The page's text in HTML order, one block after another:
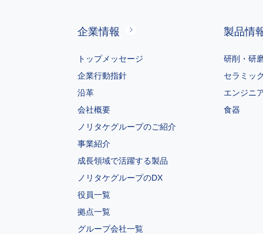
企業情報
トップメッセージ
企業行動指針
沿革
会社概要
ノリタケグループのご紹介
事業紹介
成長領域で活躍する製品
ノリタケグループのDX
役員一覧
拠点一覧
グループ会社一覧
製品情
研削・研
セラミッ
エンジニ
食器